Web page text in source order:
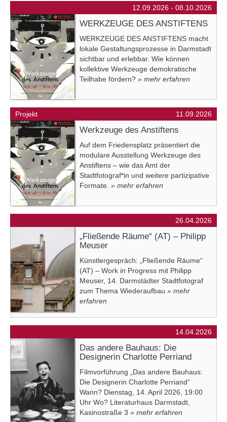
12.09.2026 - 08.10.2026
WERKZEUGE DES ANSTIFTENS
WERKZEUGE DES ANSTIFTENS macht
lokale Gestaltungsprozesse in Darmstadt
sichtbar und erlebbar. Wie können
kollektive Werkzeuge demokratische
Teilhabe fördern? » mehr erfahren
Projekt 11.09.2026
Werkzeuge des Anstiftens
Auf dem Friedensplatz präsentiert die
modulare Ausstellung Werkzeuge des
Anstiftens – wie das Amt der
Stadtfotograf*in und weitere partizipative
Formate. » mehr erfahren
26.04.2026
„Fließende Räume“ (AT) – Philipp
Meuser
Künstlergespräch: „Fließende Räume“
(AT) – Work in Progress mit Philipp
Meuser, 14. Darmstädter Stadtfotograf
zum Thema Wiederaufbau » mehr
erfahren
14.04.2026
Das andere Bauhaus: Die
Designerin Charlotte Perriand
Filmvorführung „Das andere Bauhaus:
Die Designerin Charlotte Perriand“
Wann? Dienstag, 14. April 2026, 19:00
Uhr Wo? Literaturhaus Darmstadt,
Kasinostraße 3 » mehr erfahren